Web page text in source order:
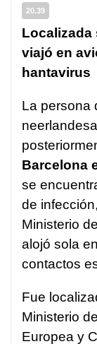
20.39
Localizada
viajó en
hantavirus
La persona
Barcelona
se
de
Ministerio
alojó sola
contactos
Fue
Ministerio
Europea y